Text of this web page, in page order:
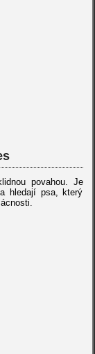
povahou. Je
hledají psa, který